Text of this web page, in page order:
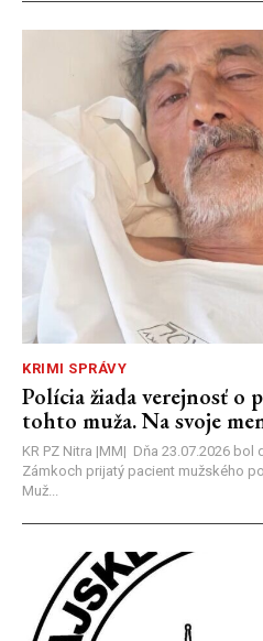
KRIMI SPRÁVY
Polícia žiada verejnosť o
tohto muža. Na svoje
KR PZ Nitra |MM| Dňa 23.07.2026 bol
Zámkoch prijatý pacient mužského
Muž...